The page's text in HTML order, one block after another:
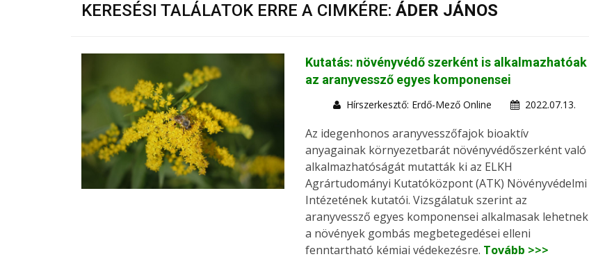
KERESÉSI TALÁLATOK ERRE A CIMKÉRE: ÁDER JÁNOS
Kutatás: növényvédő szerként is alkalmazhatóak
az aranyvessző egyes komponensei
Hírszerkesztő: Erdő-Mező Online 2022.07.13.
Az idegenhonos aranyvesszőfajok bioaktív
anyagainak környezetbarát növényvédőszerként való
alkalmazhatóságát mutatták ki az ELKH
Agrártudományi Kutatóközpont (ATK) Növényvédelmi
Intézetének kutatói. Vizsgálatuk szerint az
aranyvessző egyes komponensei alkalmasak lehetnek
a növények gombás megbetegedései elleni
fenntartható kémiai védekezésre. Tovább >>>